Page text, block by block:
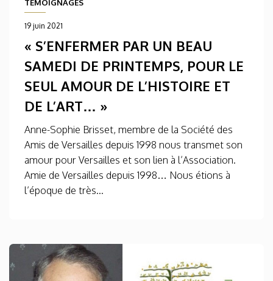
TEMOIGNAGES
19 juin 2021
« S’ENFERMER PAR UN BEAU
SAMEDI DE PRINTEMPS, POUR LE
SEUL AMOUR DE L’HISTOIRE ET
DE L’ART… »
Anne-Sophie Brisset, membre de la Société des
Amis de Versailles depuis 1998 nous transmet son
amour pour Versailles et son lien à l’Association.
Amie de Versailles depuis 1998… Nous étions à
l’époque de très...